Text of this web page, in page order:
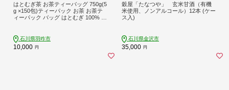
はとむぎ茶 お茶ティーバッグ 750g(5
g ×150包)ティーパック お茶 お茶テ
ィーパック バッグ はとむぎ 100% 使
産 特産 人気 こだわり 深煎り 香ばし
い カフェインゼロ ティーバッグ 熱
中症 熱中症対策 熱中症予防 水分補
石川県羽咋市
10,000 円
穀屋「たなつや」 玄米甘酒（有機
米使用、ノンアルコール）12本 (ケー
ス入)
石川県金沢市
35,000 円